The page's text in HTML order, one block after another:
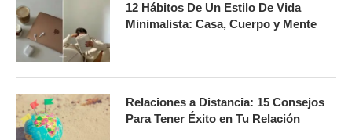
12 Hábitos De Un Estilo De Vida
Minimalista: Casa, Cuerpo y Mente
Relaciones a Distancia: 15 Consejos
Para Tener Éxito en Tu Relación